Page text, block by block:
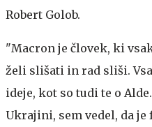
Robert Golob.
"Macron je človek, ki
želi slišati in rad sliši.
ideje, kot so tudi te o
Ukrajini, sem vedel, da